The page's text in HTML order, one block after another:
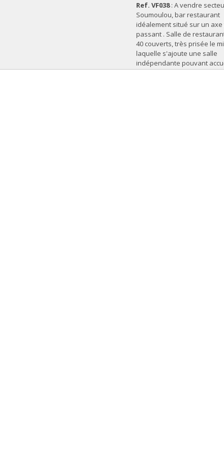
Ref. VF038: A vendre
Soumoulou, bar restaurant
idéalement situé sur un axe
passant . Salle de
40 couverts, très prisée le
laquelle s'ajoute une salle
indépendante pouvant
un groupe par exemple.